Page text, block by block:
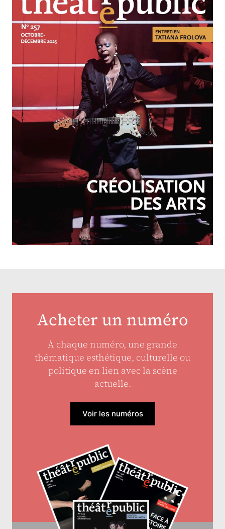
OCTOBRE-DÉCEMBRE 2025
Créolisation des arts
Acheter un numéro
À chaque numéro, une grande
thématique esthétique, culturelle ou
politique en lien avec la scène
actuelle.
Voir les numéros